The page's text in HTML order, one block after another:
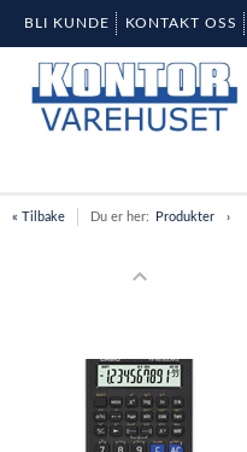
BLI KUNDE KONTAKT OSS
« Tilbake Du er her: Produkter